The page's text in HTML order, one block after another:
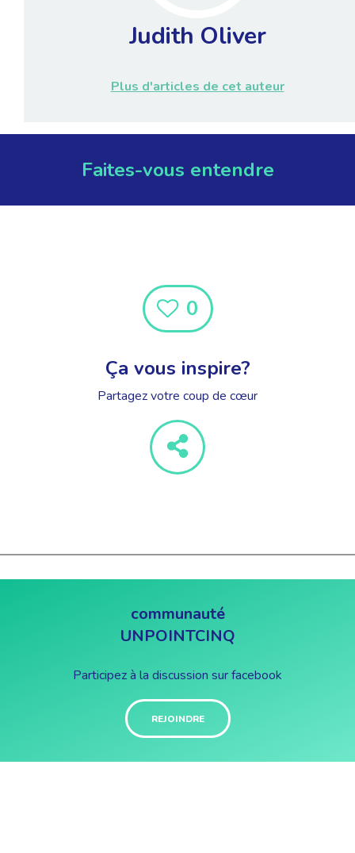
Judith Oliver
Plus d'articles de cet auteur
Faites-vous entendre
0
Ça vous inspire?
Partagez votre coup de cœur
communauté
UNPOINTCINQ
Participez à la discussion sur facebook
REJOINDRE